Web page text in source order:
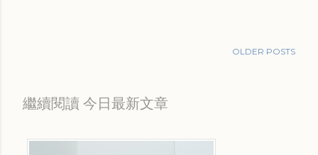
OLDER POSTS
繼續閱讀 今日最新文章